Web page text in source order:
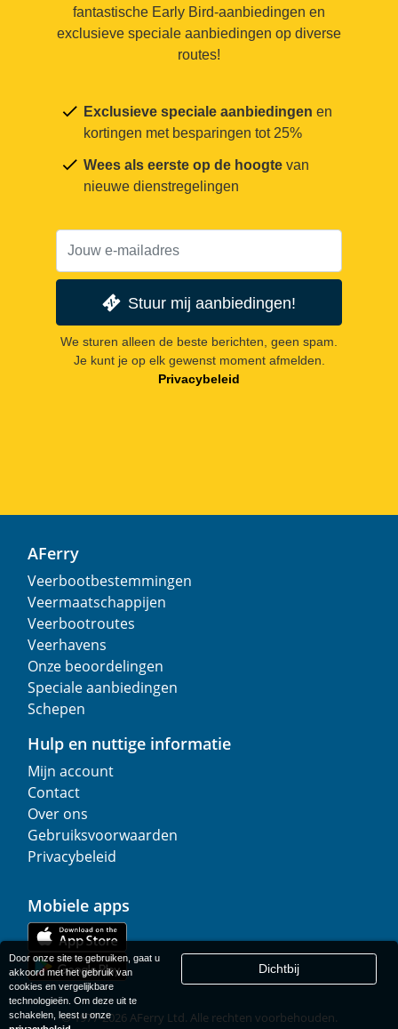
fantastische Early Bird-aanbiedingen en
exclusieve speciale aanbiedingen op diverse
routes!
Exclusieve speciale aanbiedingen en
kortingen met besparingen tot 25%
Wees als eerste op de hoogte van
nieuwe dienstregelingen
Stuur mij aanbiedingen!
We sturen alleen de beste berichten, geen spam.
Je kunt je op elk gewenst moment afmelden.
Privacybeleid
AFerry
Veerbootbestemmingen
Veermaatschappijen
Veerbootroutes
Veerhavens
Onze beoordelingen
Speciale aanbiedingen
Schepen
Hulp en nuttige informatie
Mijn account
Contact
Over ons
Gebruiksvoorwaarden
Privacybeleid
Mobiele apps
© 1977-2026AFerry Ltd. Alle rechten voorbehouden.
Door onze site te gebruiken, gaat u
akkoord met het gebruik van
cookies en vergelijkbare
technologieën. Om deze uit te
schakelen, leest u onze
Dichtbij